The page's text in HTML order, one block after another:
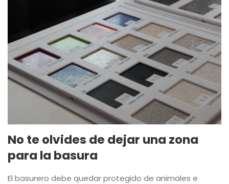
No te olvides de dejar una zona
para la basura
El basurero debe quedar protegido de animales e